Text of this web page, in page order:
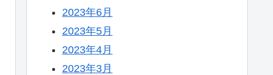
2023年6月
2023年5月
2023年4月
2023年3月